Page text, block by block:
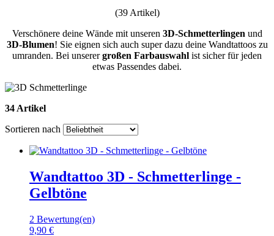
(39 Artikel)
Verschönere deine Wände mit unseren 3D-Schmetterlingen und
3D-Blumen! Sie eignen sich auch super dazu deine Wandtattoos zu
umranden. Bei unserergroßen Farbauswahl ist sicher für jeden
etwas Passendes dabei.
34 Artikel
Sortieren nach
Wandtattoo 3D - Schmetterlinge -
Gelbtöne
2 Bewertung(en)
9,90 €